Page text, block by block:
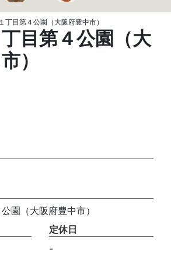
丁目第４公園（大阪府豊中市）
目第４公園（大
）
園（大阪府豊中市）
定休日
-